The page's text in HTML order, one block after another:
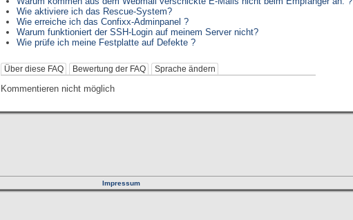
Wie aktiviere ich das Rescue-System?
Wie erreiche ich das Confixx-Adminpanel ?
Warum funktioniert der SSH-Login auf meinem Server nicht?
Wie prüfe ich meine Festplatte auf Defekte ?
Über diese FAQ Bewertung der FAQ Sprache ändern
Kommentieren nicht möglich
Impressum